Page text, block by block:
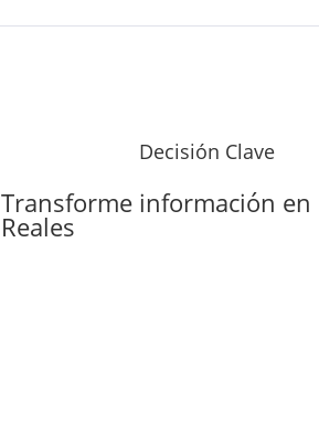
Decisión Clave
Transforme información en
Reales